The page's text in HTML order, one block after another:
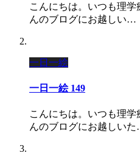
こんにちは。いつも理
んのブログにお越しい…
一日一絵
一日一絵 149
こんにちは。いつも理
んのブログにお越しい